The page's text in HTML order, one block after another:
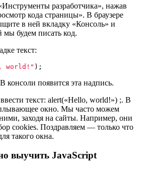
разработчика», нажав
кода страницы». В браузере
в ней вкладку «Консоль» и
мы будем писать код.
текст:
world! " );
консоли появится эта надпись.
текст: alert(«Hello, world!») ;. В
окно. Мы часто можем
заходя на сайты. Например, они
сookies. Поздравляем — только что
такого окна.
выучить JavaScript